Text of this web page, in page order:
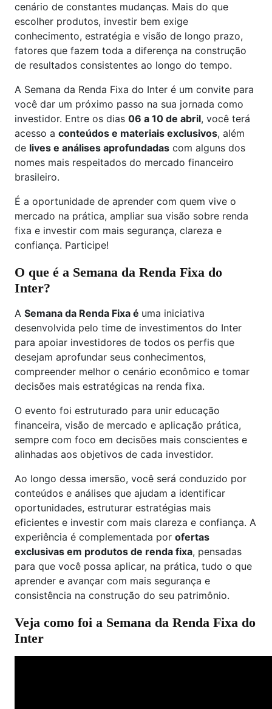
cenário de constantes mudanças. Mais do que
escolher produtos, investir bem exige
conhecimento, estratégia e visão de longo prazo,
fatores que fazem toda a diferença na construção
de resultados consistentes ao longo do tempo.
A Semana da Renda Fixa do Inter é um convite para
você dar um próximo passo na sua jornada como
investidor. Entre os dias 06 a 10 de abril, você terá
acesso a conteúdos e materiais exclusivos, além
de lives e análises aprofundadas com alguns dos
nomes mais respeitados do mercado financeiro
brasileiro.
É a oportunidade de aprender com quem vive o
mercado na prática, ampliar sua visão sobre renda
fixa e investir com mais segurança, clareza e
confiança. Participe!
O que é a Semana da Renda Fixa do
Inter?
A Semana da Renda Fixa é uma iniciativa
desenvolvida pelo time de investimentos do Inter
para apoiar investidores de todos os perfis que
desejam aprofundar seus conhecimentos,
compreender melhor o cenário econômico e tomar
decisões mais estratégicas na renda fixa.
O evento foi estruturado para unir educação
financeira, visão de mercado e aplicação prática,
sempre com foco em decisões mais conscientes e
alinhadas aos objetivos de cada investidor.
Ao longo dessa imersão, você será conduzido por
conteúdos e análises que ajudam a identificar
oportunidades, estruturar estratégias mais
eficientes e investir com mais clareza e confiança. A
experiência é complementada por ofertas
exclusivas em produtos de renda fixa, pensadas
para que você possa aplicar, na prática, tudo o que
aprender e avançar com mais segurança e
consistência na construção do seu patrimônio.
Veja como foi a Semana da Renda Fixa do
Inter